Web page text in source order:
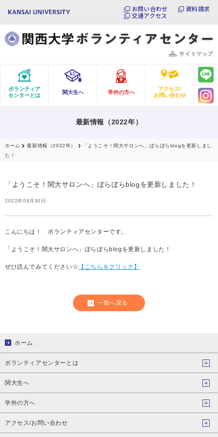
お問い合わせ
資料請求
交通アクセス
サイトマップ
ボランティア
センターとは
関大生へ 学外の方へ
アクセス/
お問い合わせ
最新情報（2022年）
ホーム 最新情報（2022年）
「ようこそ！関大サロンへ」ぼらぼらblogを更新しまし
た！
「ようこそ！関大サロンへ」ぼらぼらblogを更新しました！
2022年09月30日
こんにちは！ ボランティアセンターです。
「ようこそ！関大サロンへ」ぼらぼら blog を更新しました！
ぜひ読んでみてください☆ 【こちらをクリック】
一覧へ戻る
ホーム
ボランティアセンターとは
関大生へ
学外の方へ
アクセス/お問い合わせ